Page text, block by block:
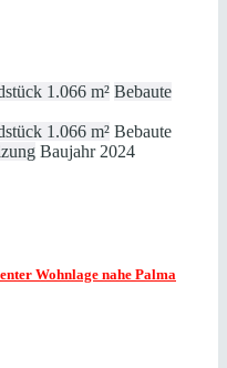
1.066 m² Bebaute
1.066 m² Bebaute
Baujahr 2024
Wohnlage nahe Palma